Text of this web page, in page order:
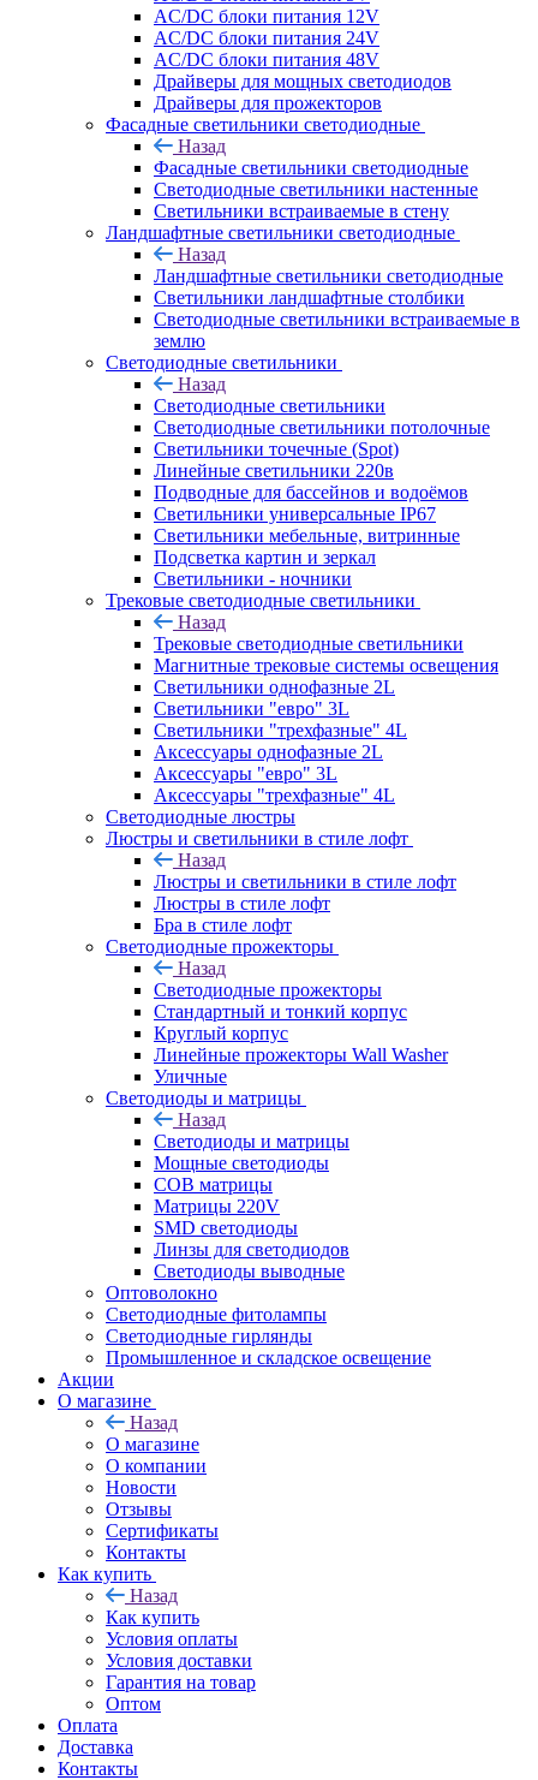
AC/DC блоки питания 12V
AC/DC блоки питания 24V
AC/DC блоки питания 48V
Драйверы для мощных светодиодов
Драйверы для прожекторов
Фасадные светильники светодиодные
Назад
Фасадные светильники светодиодные
Светодиодные светильники настенные
Светильники встраиваемые в стену
Ландшафтные светильники светодиодные
Назад
Ландшафтные светильники светодиодные
Светильники ландшафтные столбики
Светодиодные светильники встраиваемые в
землю
Светодиодные светильники
Назад
Светодиодные светильники
Светодиодные светильники потолочные
Светильники точечные (Spot)
Линейные светильники 220в
Подводные для бассейнов и водоёмов
Светильники универсальные IP67
Светильники мебельные, витринные
Подсветка картин и зеркал
Светильники - ночники
Трековые светодиодные светильники
Назад
Трековые светодиодные светильники
Магнитные трековые системы освещения
Светильники однофазные 2L
Светильники "евро" 3L
Светильники "трехфазные" 4L
Аксессуары однофазные 2L
Аксессуары "евро" 3L
Аксессуары "трехфазные" 4L
Светодиодные люстры
Люстры и светильники в стиле лофт
Назад
Люстры и светильники в стиле лофт
Люстры в стиле лофт
Бра в стиле лофт
Светодиодные прожекторы
Назад
Светодиодные прожекторы
Стандартный и тонкий корпус
Круглый корпус
Линейные прожекторы Wall Washer
Уличные
Светодиоды и матрицы
Назад
Светодиоды и матрицы
Мощные светодиоды
COB матрицы
Матрицы 220V
SMD светодиоды
Линзы для светодиодов
Светодиоды выводные
Оптоволокно
Светодиодные фитолампы
Светодиодные гирлянды
Промышленное и складское освещение
Акции
О магазине
Назад
О магазине
О компании
Новости
Отзывы
Сертификаты
Контакты
Как купить
Назад
Как купить
Условия оплаты
Условия доставки
Гарантия на товар
Оптом
Оплата
Доставка
Контакты